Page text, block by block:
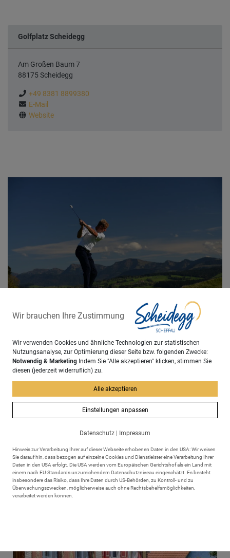
Golfplatz Scheidegg
Am Großen Baum 7
88175 Scheidegg
Tel.
+49 8381 8899380
E-Mail
E-Mail
WWW
Website
Machen Sie aus Ihrem Urlaub mehr!
Wir brauchen Ihre Zustimmung
Wir verwenden Cookies und ähnliche Technologien zur statistischen
Nutzungsanalyse, zur Optimierung dieser Seite bzw. folgenden Zwecke:
Notwendig & Marketing Indem Sie "Alle akzeptieren" klicken, stimmen Sie
diesen (jederzeit widerruflich) zu.
Alle akzeptieren
Einstellungen anpassen
Datenschutz Impressum
Hinweis zur Verarbeitung Ihrer auf dieser Webseite erhobenen Daten in den USA: Wir weisen
Sie darauf hin, dass bezogen auf einzelne Cookies und Dienstleister eine Verarbeitung Ihrer
Daten in den USA erfolgt. Die USA werden vom Europäischen Gerichtshof als ein Land mit
einem nach EU-Standards unzureichendem Datenschutzniveau eingeschätzt. Es besteht
insbesondere das Risiko, dass Ihre Daten durch US-Behörden, zu Kontroll- und zu
Überwachungszwecken, möglicherweise auch ohne Rechtsbehelfsmöglichkeiten,
verarbeitet werden können.